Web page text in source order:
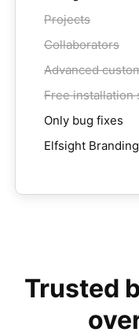
Projects
Collaborators
Advanced
Free installation
Only bug fixes
Elfsight Branding
Trusted